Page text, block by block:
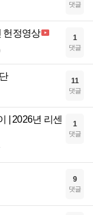
댓글
헌정영상 1
댓글
11
댓글
| 2026년 리센
1
댓글
9
댓글